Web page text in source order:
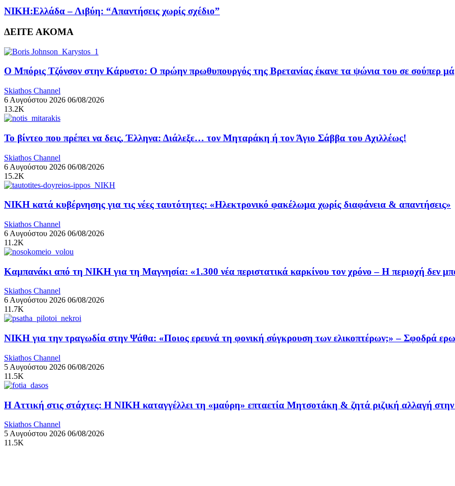
ΝΙΚΗ:Ελλάδα – Λιβύη: “Απαντήσεις χωρίς σχέδιο”
ΔΕΙΤΕ ΑΚΟΜΑ
Ο Μπόρις Τζόνσον στην Κάρυστο: Ο πρώην πρωθυπουργός της Βρετανίας έκανε τα ψώνια του σε σούπερ
Skiathos Channel
6 Αυγούστου 2026 06/08/2026
13.2K
Το βίντεο που πρέπει να δεις, Έλληνα: Διάλεξε… τον Μηταράκη ή τον Άγιο Σάββα του Αχιλλέως!
Skiathos Channel
6 Αυγούστου 2026 06/08/2026
15.2K
ΝΙΚΗ κατά κυβέρνησης για τις νέες ταυτότητες: «Ηλεκτρονικό φακέλωμα χωρίς διαφάνεια & απαντήσεις»
Skiathos Channel
6 Αυγούστου 2026 06/08/2026
11.2K
Καμπανάκι από τη ΝΙΚΗ για τη Μαγνησία: «1.300 νέα περιστατικά καρκίνου τον χρόνο – Η περιοχή δεν
Skiathos Channel
6 Αυγούστου 2026 06/08/2026
11.7K
ΝΙΚΗ για την τραγωδία στην Ψάθα: «Ποιος ερευνά τη φονική σύγκρουση των ελικοπτέρων;» – Σφοδρά
Skiathos Channel
5 Αυγούστου 2026 06/08/2026
11.5K
Η Αττική στις στάχτες: Η ΝΙΚΗ καταγγέλλει τη «μαύρη» επταετία Μητσοτάκη & ζητά ριζική αλλαγή
Skiathos Channel
5 Αυγούστου 2026 06/08/2026
11.5K